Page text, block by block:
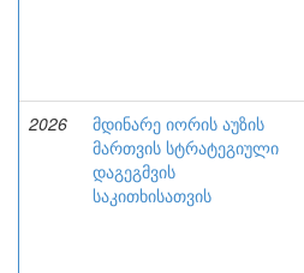
2026
მდინარე იორის აუზის
მართვის სტრატეგიული
დაგეგმვის
საკითხისათვის